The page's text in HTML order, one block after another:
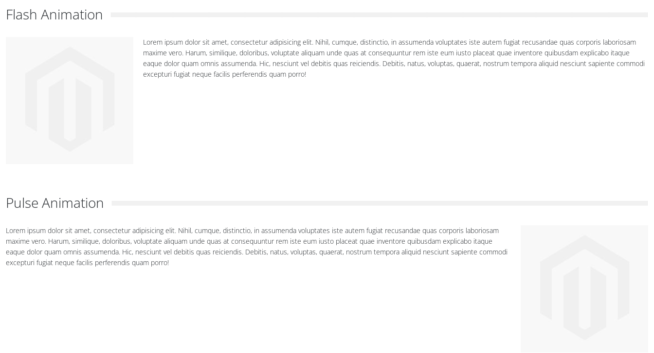
Flash Animation
Lorem ipsum dolor sit amet, consectetur adipisicing elit. Nihil, cumque, distinctio, in assumenda voluptates iste autem fugiat recusandae quas corporis laboriosam
maxime vero. Harum, similique, doloribus, voluptate aliquam unde quas at consequuntur rem iste eum iusto placeat quae inventore quibusdam explicabo itaque
eaque dolor quam omnis assumenda. Hic, nesciunt vel debitis quas reiciendis. Debitis, natus, voluptas, quaerat, nostrum tempora aliquid nesciunt sapiente commodi
excepturi fugiat neque facilis perferendis quam porro!
Pulse Animation
Lorem ipsum dolor sit amet, consectetur adipisicing elit. Nihil, cumque, distinctio, in assumenda voluptates iste autem fugiat recusandae quas corporis laboriosam
maxime vero. Harum, similique, doloribus, voluptate aliquam unde quas at consequuntur rem iste eum iusto placeat quae inventore quibusdam explicabo itaque
eaque dolor quam omnis assumenda. Hic, nesciunt vel debitis quas reiciendis. Debitis, natus, voluptas, quaerat, nostrum tempora aliquid nesciunt sapiente commodi
excepturi fugiat neque facilis perferendis quam porro!